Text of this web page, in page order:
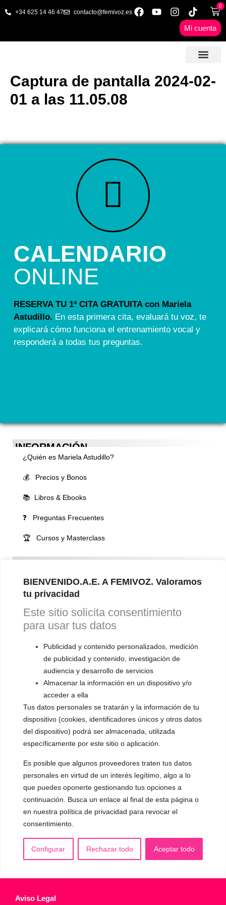
BIENVENIDO.A.E. A FEMIVOZ. Valoramos
tu privacidad
Este sitio solicita consentimiento
para usar tus datos
Publicidad y contenido personalizados, medición
de publicidad y contenido, investigación de
audiencia y desarrollo de servicios
Almacenar la información en un dispositivo y/o
acceder a ella
Tus datos personales se tratarán y la información de tu
dispositivo (cookies, identificadores únicos y otros datos
del dispositivo) podrá ser almacenada, utilizada
específicamente por este sitio o aplicación.
Es posible que algunos proveedores traten tus datos
personales en virtud de un interés legítimo, algo a lo
que puedes oponerte gestionando tus opciones a
continuación. Busca un enlace al final de esta página o
en nuestra política de privacidad para revocar el
consentimiento.
Configurar Rechazar todo Aceptar todo
+34 625 14 46 47 contacto@femivoz.es
0
Mi cuenta
Captura de pantalla 2024-02-
01 a las 11.05.08
CALENDARIO
ONLINE
RESERVA TU 1ª CITA GRATUITA con Mariela
Astudillo. En esta primera cita, evaluará tu voz, te
explicará cómo funciona el entrenamiento vocal y
responderá a todas tus preguntas.
INFORMACIÓN
¿Quién es Mariela Astudillo?
💰 Precios y Bonos
📚 Libros & Ebooks
❓ Preguntas Frecuentes
🏆 Cursos y Masterclass
▪️ Masculinización de la voz
▪️ Neutralización de la voz
▪️ Dualización de la voz
▪️ Androginización de la voz
OTRAS SESIONES
▪️ Caracterización de la voz
▪️ Voz virilizada por esteroides
▪️ Modificación del acento
🟥 CIRUGÍA: Glotoplastia
CONTACTO Y CITAS
✅Pide tu CITA ONLINE
Email :contacto@femivoz.es
Aviso Legal